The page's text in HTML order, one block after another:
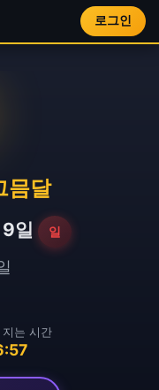
로그인
믐달
일 일
지는 시간